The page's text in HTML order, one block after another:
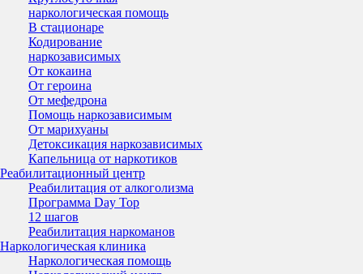
наркологическая помощь
В стационаре
Кодирование
наркозависимых
От кокаина
От героина
От мефедрона
Помощь наркозависимым
От марихуаны
Детоксикация наркозависимых
Капельница от наркотиков
Реабилитационный центр
Реабилитация от алкоголизма
Программа Day Top
12 шагов
Реабилитация наркоманов
Наркологическая клиника
Наркологическая помощь